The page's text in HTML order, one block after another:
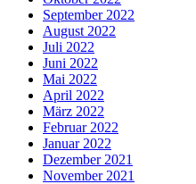
September 2022
August 2022
Juli 2022
Juni 2022
Mai 2022
April 2022
März 2022
Februar 2022
Januar 2022
Dezember 2021
November 2021